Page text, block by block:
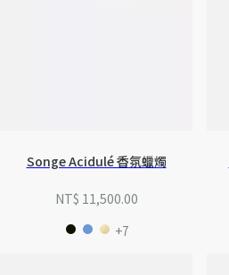
Songe Acidulé 香氛蠟燭
NT$ 11,500.00
+7